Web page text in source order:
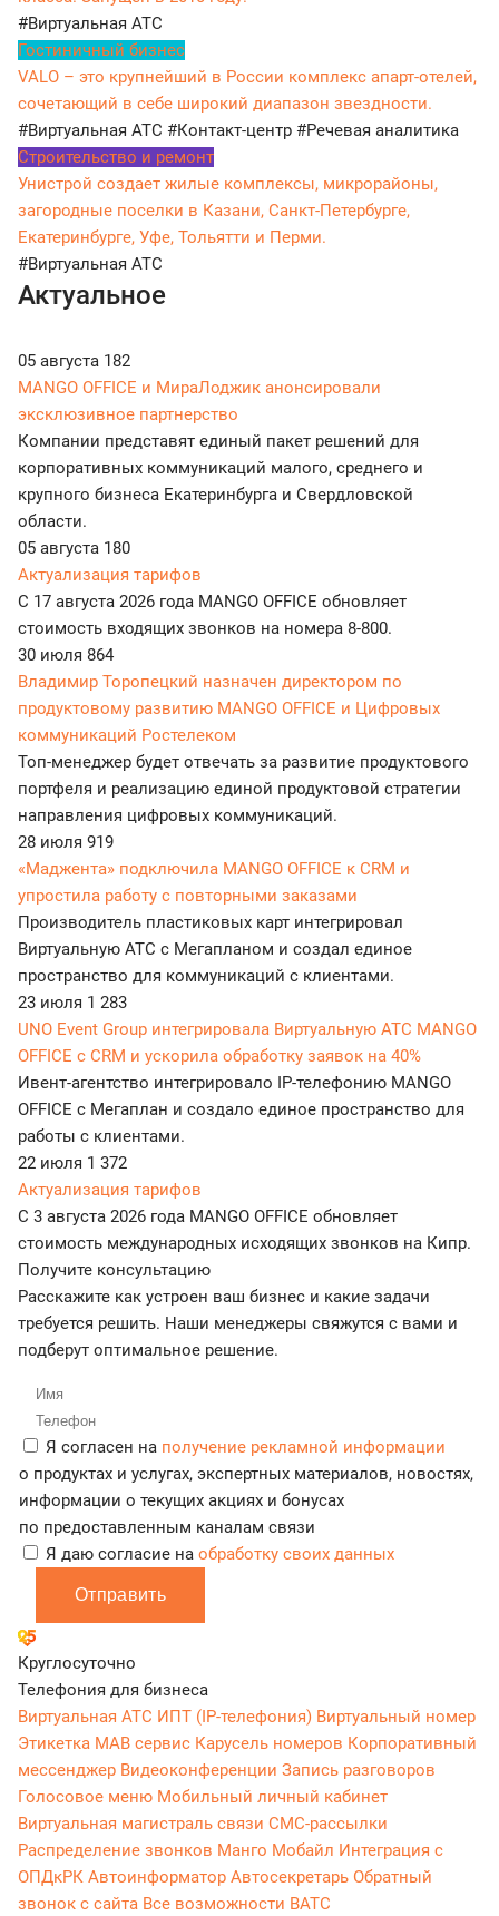
#Виртуальная АТС
Гостиничный бизнес
VALO – это крупнейший в России комплекс апарт-отелей,
сочетающий в себе широкий диапазон звездности.
#Виртуальная АТС #Контакт-центр #Речевая аналитика
Строительство и ремонт
Унистрой создает жилые комплексы, микрорайоны,
загородные поселки в Казани, Санкт-Петербурге,
Екатеринбурге, Уфе, Тольятти и Перми.
#Виртуальная АТС
Актуальное
05 августа 182
MANGO OFFICE и МираЛоджик анонсировали
эксклюзивное партнерство
Компании представят единый пакет решений для
корпоративных коммуникаций малого, среднего и
крупного бизнеса Екатеринбурга и Свердловской
области.
05 августа 180
Актуализация тарифов
С 17 августа 2026 года MANGO OFFICE обновляет
стоимость входящих звонков на номера 8-800.
30 июля 864
Владимир Торопецкий назначен директором по
продуктовому развитию MANGO OFFICE и Цифровых
коммуникаций Ростелеком
Топ-менеджер будет отвечать за развитие продуктового
портфеля и реализацию единой продуктовой стратегии
направления цифровых коммуникаций.
28 июля 919
«Маджента» подключила MANGO OFFICE к CRM и
упростила работу с повторными заказами
Производитель пластиковых карт интегрировал
Виртуальную АТС с Мегапланом и создал единое
пространство для коммуникаций с клиентами.
23 июля 1 283
UNO Event Group интегрировала Виртуальную АТС MANGO
OFFICE с CRM и ускорила обработку заявок на 40%
Ивент-агентство интегрировало IP-телефонию MANGO
OFFICE с Мегаплан и создало единое пространство для
работы с клиентами.
22 июля 1 372
Актуализация тарифов
С 3 августа 2026 года MANGO OFFICE обновляет
стоимость международных исходящих звонков на Кипр.
Получите консультацию
Расскажите как устроен ваш бизнес и какие задачи
требуется решить. Наши менеджеры свяжутся с вами и
подберут оптимальное решение.
Я согласен на получение рекламной информации
о продуктах и услугах, экспертных материалов, новостях,
информации о текущих акциях и бонусах
по предоставленным каналам связи
Я даю согласие на обработку своих данных
Отправить
Круглосуточно
Телефония для бизнеса
Виртуальная АТС ИПТ (IP-телефония) Виртуальный номер
Этикетка МАВ сервис Карусель номеров Корпоративный
мессенджер Видеоконференции Запись разговоров
Голосовое меню Мобильный личный кабинет
Виртуальная магистраль связи СМС-рассылки
Распределение звонков Манго Мобайл Интеграция с
ОПДкРК Автоинформатор Автосекретарь Обратный
звонок с сайта Все возможности ВАТС